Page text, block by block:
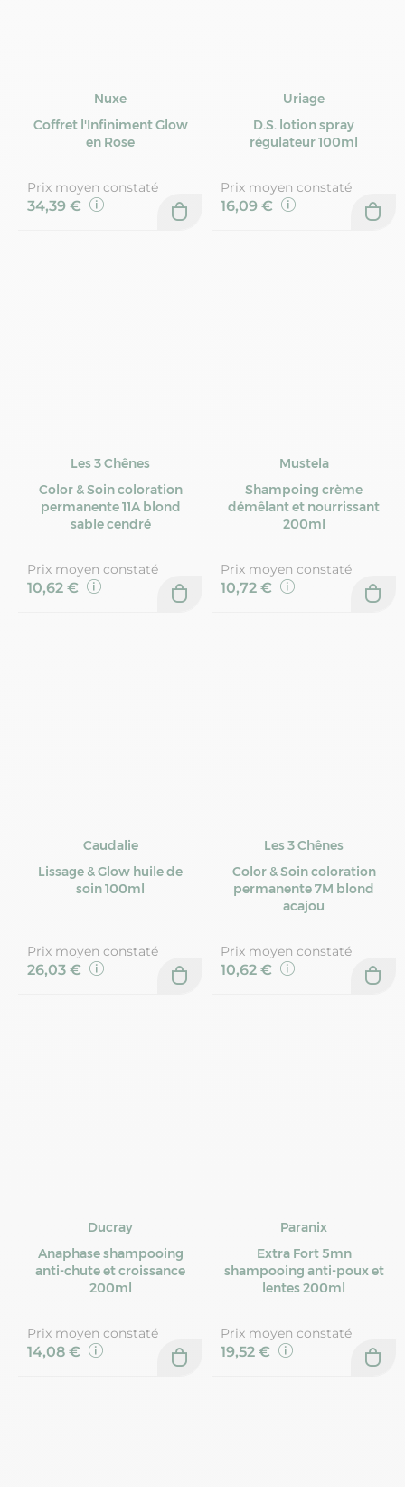
Nuxe
Coffret l'Infiniment Glow
en Rose
Prix moyen constaté
34,39 €
Uriage
D.S. lotion spray
régulateur 100ml
Prix moyen constaté
16,09 €
Les 3 Chênes
Color & Soin coloration
permanente 11A blond
sable cendré
Prix moyen constaté
10,62 €
Mustela
Shampoing crème
démêlant et nourrissant
200ml
Prix moyen constaté
10,72 €
Caudalie
Lissage & Glow huile de
soin 100ml
Prix moyen constaté
26,03 €
Les 3 Chênes
Color & Soin coloration
permanente 7M blond
acajou
Prix moyen constaté
10,62 €
Ducray
Anaphase shampooing
anti-chute et croissance
200ml
Prix moyen constaté
14,08 €
Paranix
Extra Fort 5mn
shampooing anti-poux et
lentes 200ml
Prix moyen constaté
19,52 €